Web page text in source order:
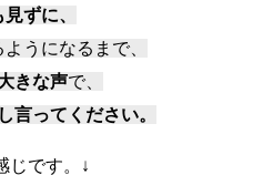
ずに、
うになるまで、
きな声で、
言ってください。
じです。↓